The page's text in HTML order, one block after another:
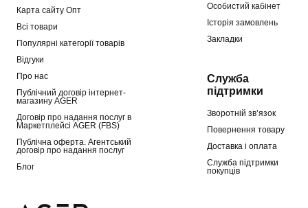
Карта сайту Опт
Всі товари
Популярні категорії товарів
Відгуки
Про нас
Публічний договір інтернет-
магазину AGER
Договір про надання послуг в
Маркетплейсі AGER (FBS)
Публічна оферта. Агентський
договір про надання послуг
Блог
Особистий кабінет
Історія замовлень
Закладки
Служба
підтримки
Зворотній зв’язок
Повернення товару
Доставка і оплата
Служба підтримки
покупців